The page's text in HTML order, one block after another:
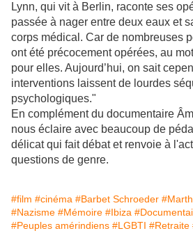
Lynn, qui vit à Berlin, raconte ses
passée à nager entre deux eaux et
corps médical. Car de nombreuses
ont été précocement opérées, au
pour elles. Aujourd’hui, on sait
interventions laissent de lourdes
psychologiques."
En complément du documentaire
nous éclaire avec beaucoup de
délicat qui fait débat et renvoie à
questions de genre.
#film #cinéma #Barbet Schroeder
#Nazisme #Mémoire #Ibiza
#Peuples amérindiens #LGBTI #Retraite